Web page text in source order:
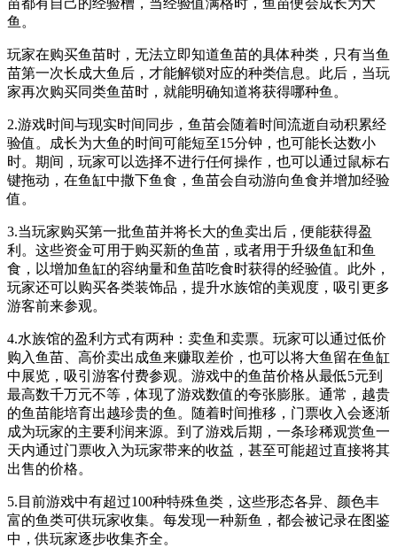
苗都有自己的经验槽，当经验值满格时，鱼苗便会成长为大
鱼。
玩家在购买鱼苗时，无法立即知道鱼苗的具体种类，只有当鱼
苗第一次长成大鱼后，才能解锁对应的种类信息。此后，当玩
家再次购买同类鱼苗时，就能明确知道将获得哪种鱼。
2.游戏时间与现实时间同步，鱼苗会随着时间流逝自动积累经
验值。成长为大鱼的时间可能短至15分钟，也可能长达数小
时。期间，玩家可以选择不进行任何操作，也可以通过鼠标右
键拖动，在鱼缸中撒下鱼食，鱼苗会自动游向鱼食并增加经验
值。
3.当玩家购买第一批鱼苗并将长大的鱼卖出后，便能获得盈
利。这些资金可用于购买新的鱼苗，或者用于升级鱼缸和鱼
食，以增加鱼缸的容纳量和鱼苗吃食时获得的经验值。此外，
玩家还可以购买各类装饰品，提升水族馆的美观度，吸引更多
游客前来参观。
4.水族馆的盈利方式有两种：卖鱼和卖票。玩家可以通过低价
购入鱼苗、高价卖出成鱼来赚取差价，也可以将大鱼留在鱼缸
中展览，吸引游客付费参观。游戏中的鱼苗价格从最低5元到
最高数千万元不等，体现了游戏数值的夸张膨胀。通常，越贵
的鱼苗能培育出越珍贵的鱼。随着时间推移，门票收入会逐渐
成为玩家的主要利润来源。到了游戏后期，一条珍稀观赏鱼一
天内通过门票收入为玩家带来的收益，甚至可能超过直接将其
出售的价格。
5.目前游戏中有超过100种特殊鱼类，这些形态各异、颜色丰
富的鱼类可供玩家收集。每发现一种新鱼，都会被记录在图鉴
中，供玩家逐步收集齐全。